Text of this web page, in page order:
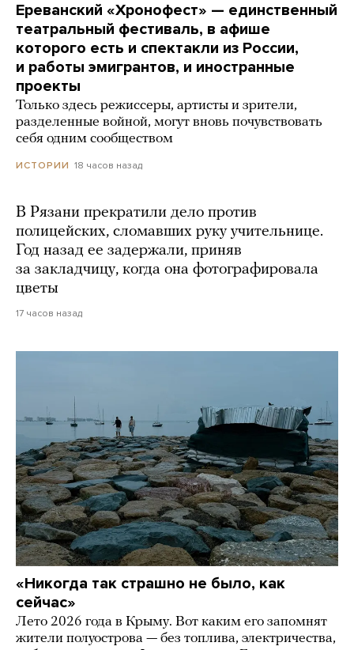
Ереванский «Хронофест» — единственный
театральный фестиваль, в афише
которого есть и спектакли из России,
и работы эмигрантов, и иностранные
проекты
Только здесь режиссеры, артисты и зрители,
разделенные войной, могут вновь почувствовать
себя одним сообществом
ИСТОРИИ 18 часов назад
В Рязани прекратили дело против
полицейских, сломавших руку учительнице.
Год назад ее задержали, приняв
за закладчицу, когда она фотографировала
цветы
17 часов назад
«Никогда так страшно не было, как
сейчас»
Лето 2026 года в Крыму. Вот каким его запомнят
жители полуострова — без топлива, электричества,